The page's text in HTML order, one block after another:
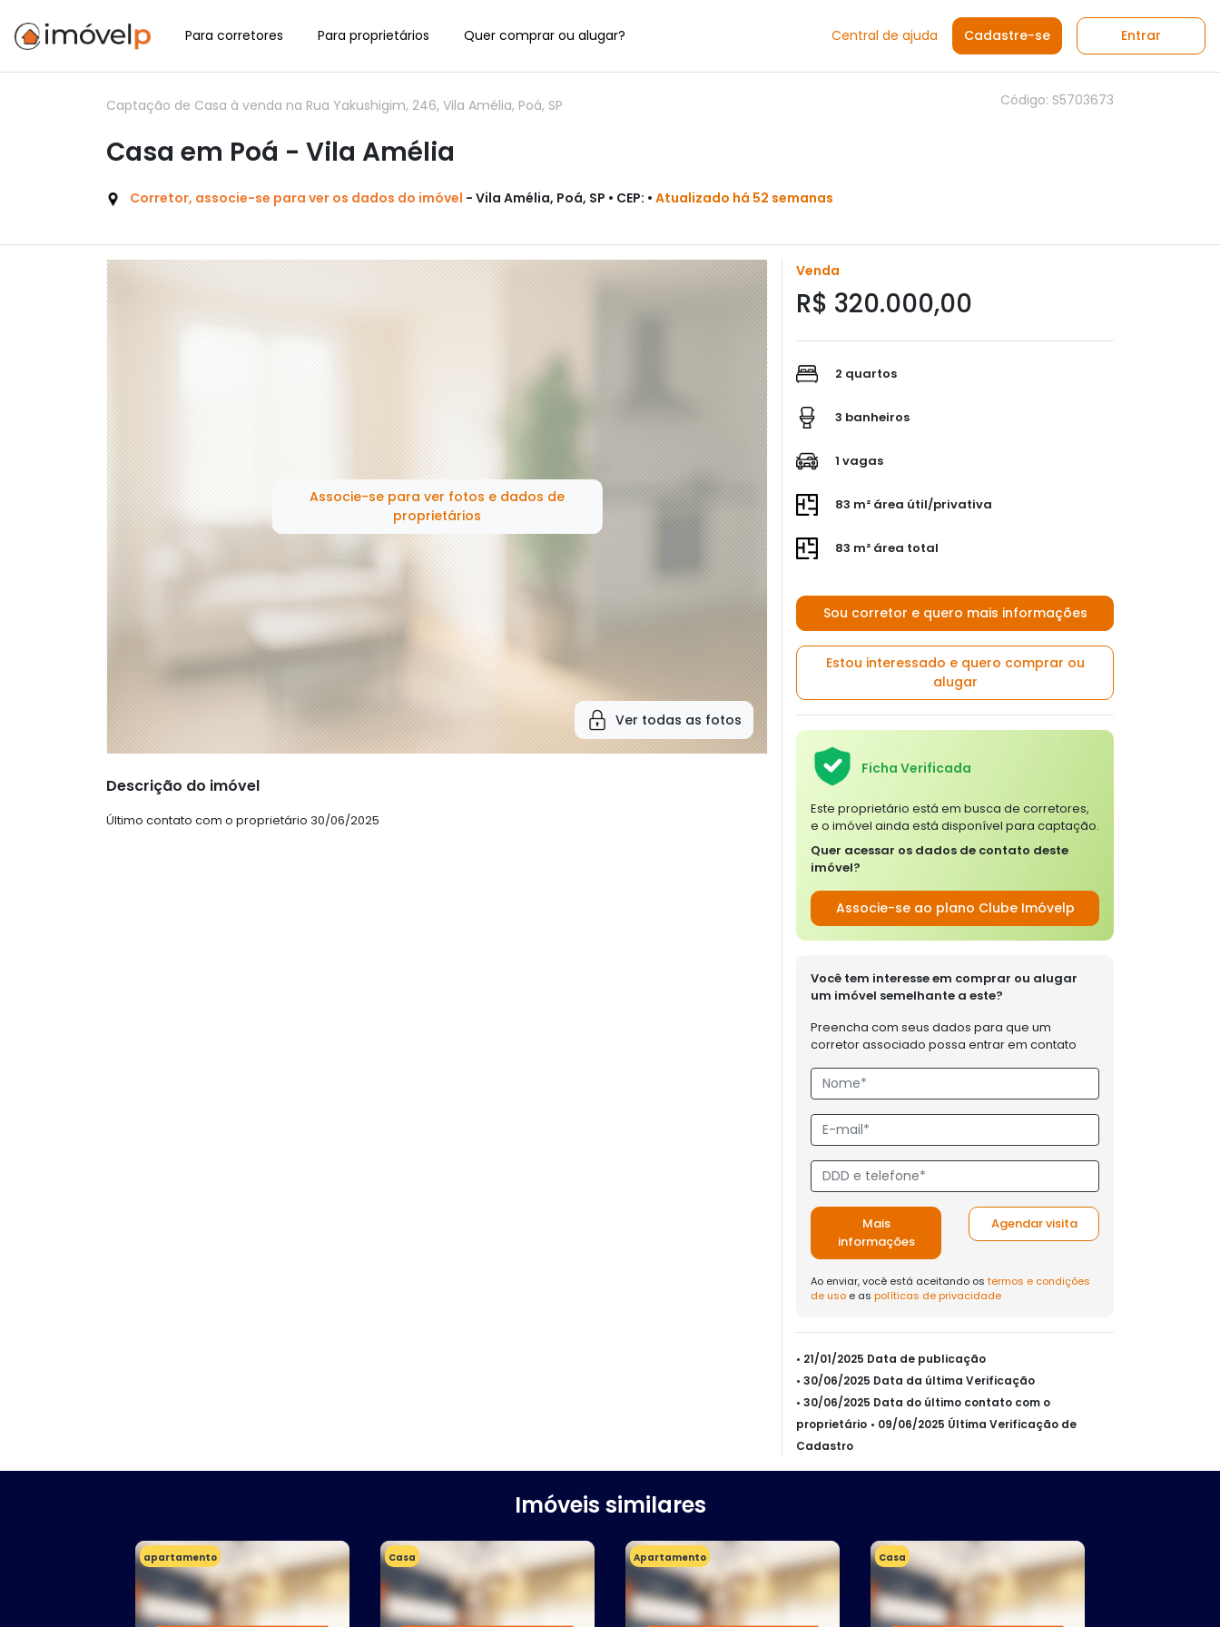
Para corretores Para proprietários Quer comprar ou alugar? Central de ajuda Cadastre-se Entrar
Captação de Casa à venda na Rua Yakushigim, 246, Vila Amélia, Poá, SP Código: S5703673
Casa em Poá - Vila Amélia
Corretor, associe-se para ver os dados do imóvel - Vila Amélia, Poá, SP • CEP: • Atualizado há 52 semanas
Associe-se para ver fotos e dados de
proprietários
Ver todas as fotos
Descrição do imóvel
Último contato com o proprietário 30/06/2025
Venda
R$ 320.000,00
2 quartos
3 banheiros
1 vagas
83 m² área útil/privativa
83 m² área total
Sou corretor e quero mais informações
Estou interessado e quero comprar ou
alugar
Ficha Verificada
Este proprietário está em busca de corretores,
e o imóvel ainda está disponível para captação.
Quer acessar os dados de contato deste
imóvel?
Associe-se ao plano Clube Imóvelp
Você tem interesse em comprar ou alugar
um imóvel semelhante a este?
Preencha com seus dados para que um
corretor associado possa entrar em contato
Mais
informações
Agendar visita
Ao enviar, você está aceitando os termos e condições
de uso e as políticas de privacidade
• 21/01/2025 Data de publicação
• 30/06/2025 Data da última Verificação
• 30/06/2025 Data do último contato com o
proprietário • 09/06/2025 Última Verificação de
Cadastro
Imóveis similares
apartamento Casa Apartamento Casa